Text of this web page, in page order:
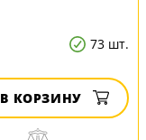
73 шт.
В КОРЗИНУ